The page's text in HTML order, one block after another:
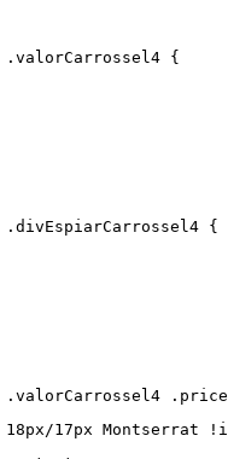
{
{
.valorCarrossel4
18px/17px Montserrat